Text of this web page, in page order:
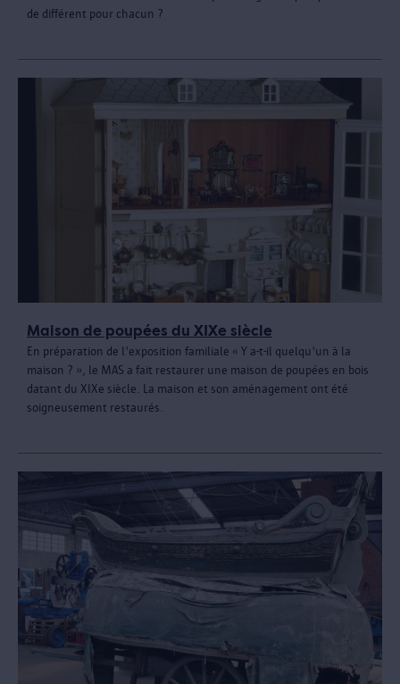
de différent pour chacun ?
Maison de poupées du XIXe siècle
En préparation de l'exposition familiale « Y a-t-il quelqu'un à la
maison ? », le MAS a fait restaurer une maison de poupées en bois
datant du XIXe siècle. La maison et son aménagement ont été
soigneusement restaurés.